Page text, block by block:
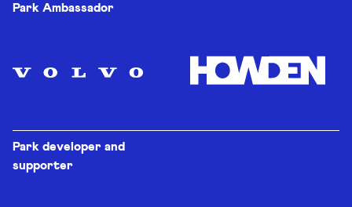
Park Ambassador
Park developer and
supporter